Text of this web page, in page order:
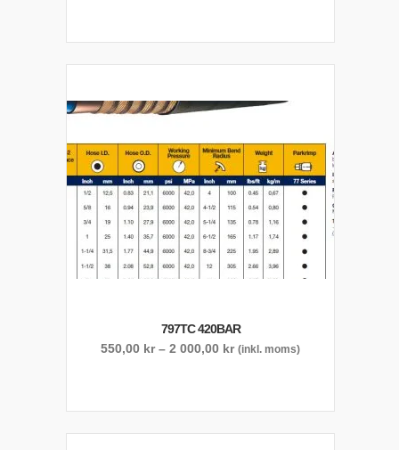
797TC 420BAR
550,00 kr – 2 000,00 krPrisintervall:
(inkl. moms)